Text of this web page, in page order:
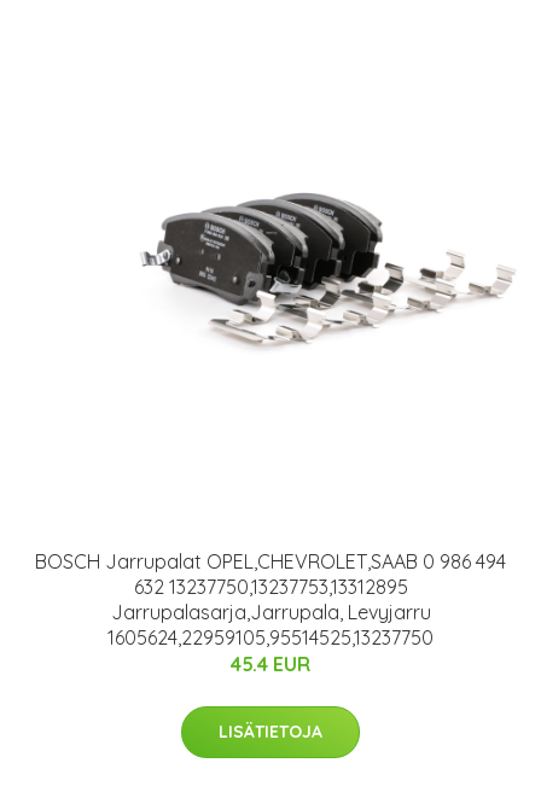
BOSCH Jarrupalat OPEL,CHEVROLET,SAAB 0 986 494
632 13237750,13237753,13312895
Jarrupalasarja,Jarrupala, Levyjarru
1605624,22959105,95514525,13237750
45.4 EUR
LISÄTIETOJA